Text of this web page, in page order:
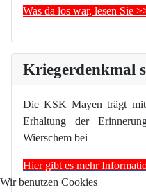
Was da los war, lesen Sie
Kriegerdenkmal
Die KSK Mayen trägt mit
Erhaltung der
Wierschem bei
Hier gibt es mehr
Wir benutzen Cookies